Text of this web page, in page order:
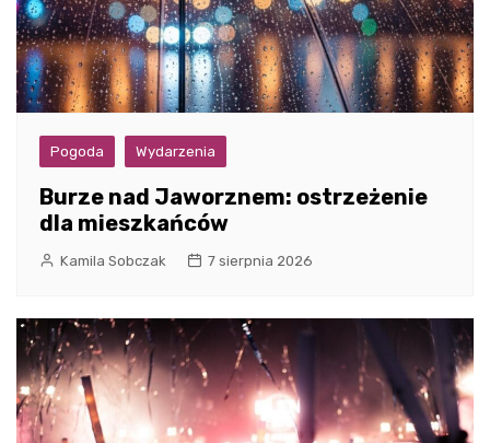
Pogoda Wydarzenia
Burze nad Jaworznem: ostrzeżenie
dla mieszkańców
Kamila Sobczak 7 sierpnia 2026